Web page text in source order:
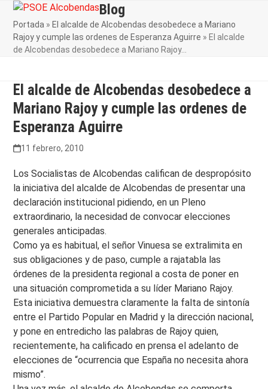
Skip
content
Open
mobile
menu
Close
mobile
menu
Blog
Portada » El alcalde de Alcobendas desobedece a Mariano
Rajoy y cumple las ordenes de Esperanza Aguirre » El alcalde
de Alcobendas desobedece a Mariano Rajoy…
El alcalde de Alcobendas desobedece a
Mariano Rajoy y cumple las ordenes de
Esperanza Aguirre
11 febrero, 2010
Los Socialistas de Alcobendas califican de despropósito
la iniciativa del alcalde de Alcobendas de presentar una
declaración institucional pidiendo, en un Pleno
extraordinario, la necesidad de convocar elecciones
generales anticipadas.
Como ya es habitual, el señor Vinuesa se extralimita en
sus obligaciones y de paso, cumple a rajatabla las
órdenes de la presidenta regional a costa de poner en
una situación comprometida a su líder Mariano Rajoy.
Esta iniciativa demuestra claramente la falta de sintonía
entre el Partido Popular en Madrid y la dirección nacional,
y pone en entredicho las palabras de Rajoy quien,
recientemente, ha calificado en prensa el adelanto de
elecciones de “ocurrencia que España no necesita ahora
mismo”.